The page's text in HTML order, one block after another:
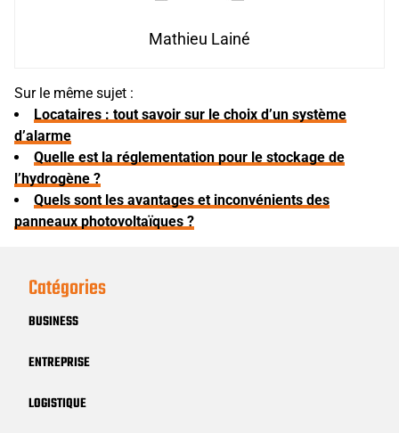
Mathieu Lainé
Sur le même sujet :
Locataires : tout savoir sur le choix d’un système
d’alarme
Quelle est la réglementation pour le stockage de
l’hydrogène ?
Quels sont les avantages et inconvénients des
panneaux photovoltaïques ?
Catégories
BUSINESS
ENTREPRISE
LOGISTIQUE